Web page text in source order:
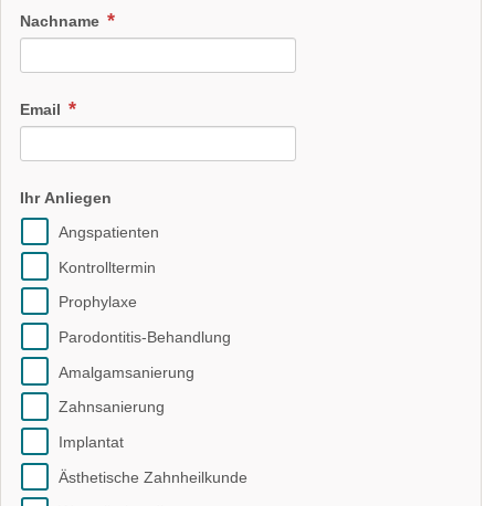
Nachname
Email
Ihr Anliegen
Angspatienten
Kontrolltermin
Prophylaxe
Parodontitis-Behandlung
Amalgamsanierung
Zahnsanierung
Implantat
Ästhetische Zahnheilkunde